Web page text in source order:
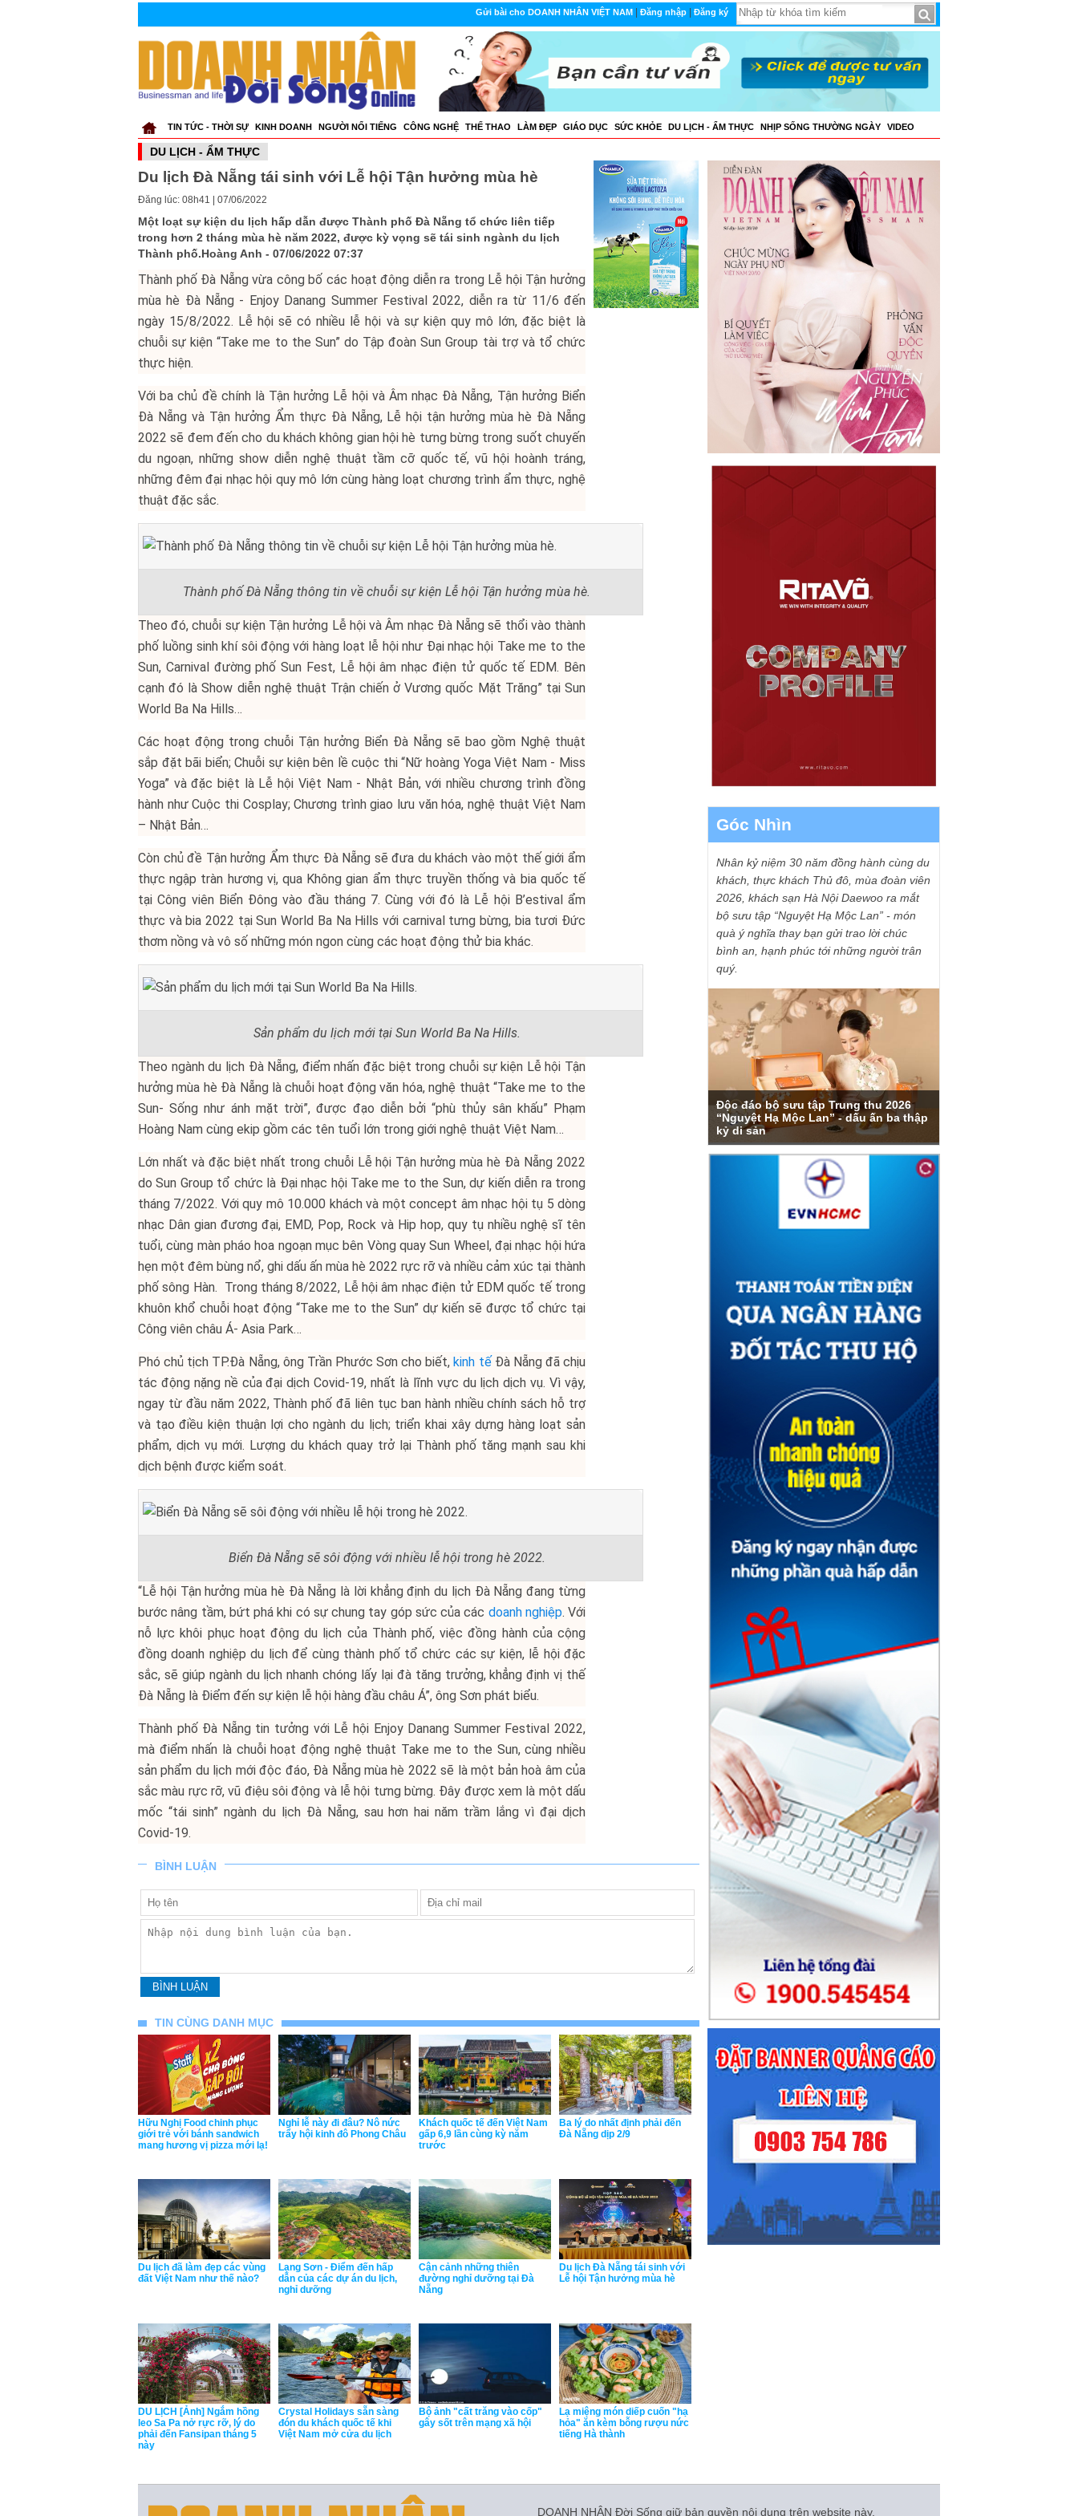
Gửi bài cho DOANH NHÂN VIỆT NAM| Đăng nhập| Đăng ký
TIN TỨC - THỜI SỰ KINH DOANH NGƯỜI NỔI TIẾNG CÔNG NGHỆ THẾ THAO LÀM ĐẸP GIÁO DỤC SỨC KHỎE DU LỊCH - ẨM THỰC NHỊP SỐNG THƯỜNG NGÀY VIDEO
DU LỊCH - ẨM THỰC
Du lịch Đà Nẵng tái sinh với Lễ hội Tận hưởng mùa hè
Đăng lúc: 08h41 | 07/06/2022
Một loạt sự kiện du lịch hấp dẫn được Thành phố Đà Nẵng tổ chức liên tiếp
trong hơn 2 tháng mùa hè năm 2022, được kỳ vọng sẽ tái sinh ngành du lịch
Thành phố.Hoàng Anh - 07/06/2022 07:37
Thành phố Đà Nẵng vừa công bố các hoạt động diễn ra trong Lễ hội Tận hưởng
mùa hè Đà Nẵng - Enjoy Danang Summer Festival 2022, diễn ra từ 11/6 đến
ngày 15/8/2022. Lễ hội sẽ có nhiều lễ hội và sự kiện quy mô lớn, đặc biệt là
chuỗi sự kiện “Take me to the Sun” do Tập đoàn Sun Group tài trợ và tổ chức
thực hiện.
Với ba chủ đề chính là Tận hưởng Lễ hội và Âm nhạc Đà Nẵng, Tận hưởng Biển
Đà Nẵng và Tận hưởng Ẩm thực Đà Nẵng, Lễ hội tận hưởng mùa hè Đà Nẵng
2022 sẽ đem đến cho du khách không gian hội hè tưng bừng trong suốt chuyến
du ngoạn, những show diễn nghệ thuật tầm cỡ quốc tế, vũ hội hoành tráng,
những đêm đại nhạc hội quy mô lớn cùng hàng loạt chương trình ẩm thực, nghệ
thuật đặc sắc.
Thành phố Đà Nẵng thông tin về chuỗi sự kiện Lễ hội Tận hưởng mùa hè.
Theo đó, chuỗi sự kiện Tận hưởng Lễ hội và Âm nhạc Đà Nẵng sẽ thổi vào thành
phố luồng sinh khí sôi động với hàng loạt lễ hội như Đại nhạc hội Take me to the
Sun, Carnival đường phố Sun Fest, Lễ hội âm nhạc điện tử quốc tế EDM. Bên
cạnh đó là Show diễn nghệ thuật Trận chiến ở Vương quốc Mặt Trăng” tại Sun
World Ba Na Hills…
Các hoạt động trong chuỗi Tận hưởng Biển Đà Nẵng sẽ bao gồm Nghệ thuật
sắp đặt bãi biển; Chuỗi sự kiện bên lề cuộc thi “Nữ hoàng Yoga Việt Nam - Miss
Yoga” và đặc biệt là Lễ hội Việt Nam - Nhật Bản, với nhiều chương trình đồng
hành như Cuộc thi Cosplay; Chương trình giao lưu văn hóa, nghệ thuật Việt Nam
– Nhật Bản…
Còn chủ đề Tận hưởng Ẩm thực Đà Nẵng sẽ đưa du khách vào một thế giới ẩm
thực ngập tràn hương vị, qua Không gian ẩm thực truyền thống và bia quốc tế
tại Công viên Biển Đông vào đầu tháng 7. Cùng với đó là Lễ hội B’estival ẩm
thực và bia 2022 tại Sun World Ba Na Hills với carnival tưng bừng, bia tươi Đức
thơm nồng và vô số những món ngon cùng các hoạt động thử bia khác.
Sản phẩm du lịch mới tại Sun World Ba Na Hills.
Theo ngành du lịch Đà Nẵng, điểm nhấn đặc biệt trong chuỗi sự kiện Lễ hội Tận
hưởng mùa hè Đà Nẵng là chuỗi hoạt động văn hóa, nghệ thuật “Take me to the
Sun- Sống như ánh mặt trời”, được đạo diễn bởi “phù thủy sân khấu” Phạm
Hoàng Nam cùng ekip gồm các tên tuổi lớn trong giới nghệ thuật Việt Nam…
Lớn nhất và đặc biệt nhất trong chuỗi Lễ hội Tận hưởng mùa hè Đà Nẵng 2022
do Sun Group tổ chức là Đại nhạc hội Take me to the Sun, dự kiến diễn ra trong
tháng 7/2022. Với quy mô 10.000 khách và một concept âm nhạc hội tụ 5 dòng
nhạc Dân gian đương đại, EMD, Pop, Rock và Hip hop, quy tụ nhiều nghệ sĩ tên
tuổi, cùng màn pháo hoa ngoạn mục bên Vòng quay Sun Wheel, đại nhạc hội hứa
hẹn một đêm bùng nổ, ghi dấu ấn mùa hè 2022 rực rỡ và nhiều cảm xúc tại thành
phố sông Hàn. Trong tháng 8/2022, Lễ hội âm nhạc điện tử EDM quốc tế trong
khuôn khổ chuỗi hoạt động “Take me to the Sun” dự kiến sẽ được tổ chức tại
Công viên châu Á- Asia Park…
Phó chủ tịch TP.Đà Nẵng, ông Trần Phước Sơn cho biết,kinh tếĐà Nẵng đã chịu
tác động nặng nề của đại dịch Covid-19, nhất là lĩnh vực du lịch dịch vụ. Vì vậy,
ngay từ đầu năm 2022, Thành phố đã liên tục ban hành nhiều chính sách hỗ trợ
và tạo điều kiện thuận lợi cho ngành du lịch; triển khai xây dựng hàng loạt sản
phẩm, dịch vụ mới. Lượng du khách quay trở lại Thành phố tăng mạnh sau khi
dịch bệnh được kiểm soát.
Biển Đà Nẵng sẽ sôi động với nhiều lễ hội trong hè 2022.
“Lễ hội Tận hưởng mùa hè Đà Nẵng là lời khẳng định du lịch Đà Nẵng đang từng
bước nâng tầm, bứt phá khi có sự chung tay góp sức của các doanh nghiệp. Với
nỗ lực khôi phục hoạt động du lịch của Thành phố, việc đồng hành của cộng
đồng doanh nghiệp du lịch để cùng thành phố tổ chức các sự kiện, lễ hội đặc
sắc, sẽ giúp ngành du lịch nhanh chóng lấy lại đà tăng trưởng, khẳng định vị thế
Đà Nẵng là Điểm đến sự kiện lễ hội hàng đầu châu Á”, ông Sơn phát biểu.
Thành phố Đà Nẵng tin tưởng với Lễ hội Enjoy Danang Summer Festival 2022,
mà điểm nhấn là chuỗi hoạt động nghệ thuật Take me to the Sun, cùng nhiều
sản phẩm du lịch mới độc đáo, Đà Nẵng mùa hè 2022 sẽ là một bản hoà âm của
sắc màu rực rỡ, vũ điệu sôi động và lễ hội tưng bừng. Đây được xem là một dấu
mốc “tái sinh” ngành du lịch Đà Nẵng, sau hơn hai năm trầm lắng vì đại dịch
Covid-19.
BÌNH LUẬN
TIN CÙNG DANH MỤC
Hữu Nghị Food chinh phục
giới trẻ với bánh sandwich
mang hương vị pizza mới lạ!
Nghỉ lễ này đi đâu? Nô nức
trẩy hội kinh đô Phong Châu
Khách quốc tế đến Việt Nam
gấp 6,9 lần cùng kỳ năm
trước
Ba lý do nhất định phải đến
Đà Nẵng dịp 2/9
Du lịch đã làm đẹp các vùng
đất Việt Nam như thế nào?
Lạng Sơn - Điểm đến hấp
dẫn của các dự án du lịch,
nghỉ dưỡng
Cận cảnh những thiên
đường nghỉ dưỡng tại Đà
Nẵng
Du lịch Đà Nẵng tái sinh với
Lễ hội Tận hưởng mùa hè
DU LỊCH [Ảnh] Ngắm hồng
leo Sa Pa nở rực rỡ, lý do
phải đến Fansipan tháng 5
này
Crystal Holidays sẵn sàng
đón du khách quốc tế khi
Việt Nam mở cửa du lịch
Bộ ảnh "cất trăng vào cốp"
gây sốt trên mạng xã hội
Lạ miệng món diếp cuốn "hạ
hỏa" ăn kèm bỗng rượu nức
tiếng Hà thành
Góc Nhìn
Nhân kỷ niệm 30 năm đồng hành cùng du
khách, thực khách Thủ đô, mùa đoàn viên
2026, khách sạn Hà Nội Daewoo ra mắt
bộ sưu tập “Nguyệt Hạ Mộc Lan” - món
quà ý nghĩa thay bạn gửi trao lời chúc
bình an, hạnh phúc tới những người trân
quý.
Độc đáo bộ sưu tập Trung thu 2026
“Nguyệt Hạ Mộc Lan” - dấu ấn ba thập
kỷ di sản
DOANH NHÂN Đời Sống giữ bản quyền nội dung trên website này.